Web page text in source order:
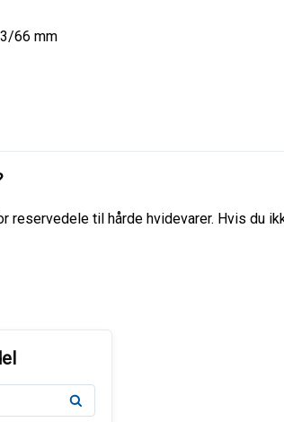
66 mm
til hårde hvidevarer. Hvis du